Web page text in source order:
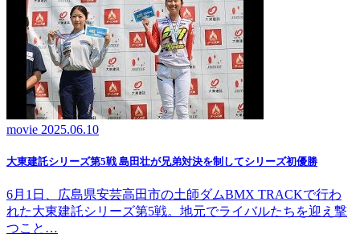
movie 2025.06.10
大東建託シリーズ第5戦 島田壮が兄弟対決を制してシリーズ初優勝
6月1日、広島県安芸高田市の土師ダムBMX TRACKで行わ
れた大東建託シリーズ第5戦。地元でライバルたちを迎え撃
つこと…